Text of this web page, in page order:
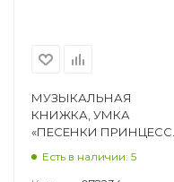
МУЗЫКАЛЬНАЯ
КНИЖКА, УМКА
«ПЕСЕНКИ ПРИНЦЕСС»,
Есть в наличии: 5